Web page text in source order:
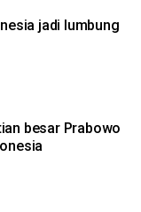
jadi lumbung
besar Prabowo